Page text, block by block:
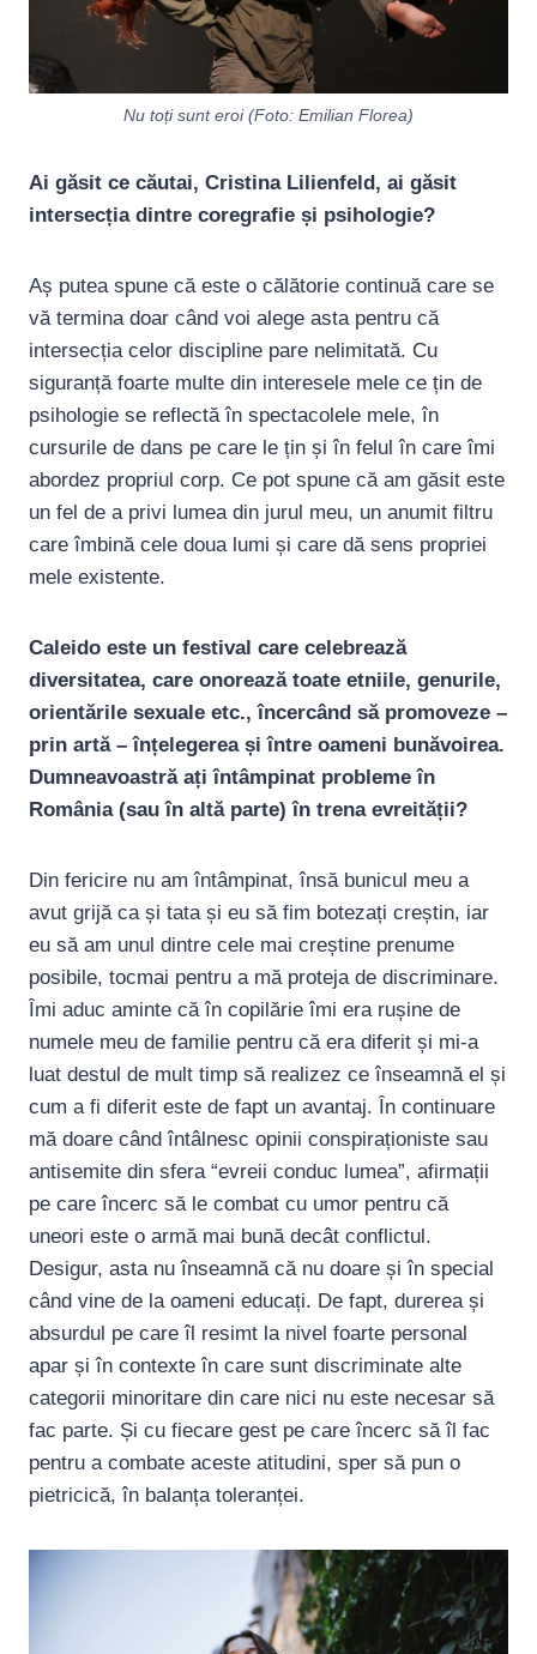
Nu toți sunt eroi (Foto: Emilian Florea)
Ai găsit ce căutai, Cristina Lilienfeld, ai găsit
intersecția dintre coregrafie și psihologie?
Aș putea spune că este o călătorie continuă care se
vă termina doar când voi alege asta pentru că
intersecția celor discipline pare nelimitată. Cu
siguranță foarte multe din interesele mele ce țin de
psihologie se reflectă în spectacolele mele, în
cursurile de dans pe care le țin și în felul în care îmi
abordez propriul corp. Ce pot spune că am găsit este
un fel de a privi lumea din jurul meu, un anumit filtru
care îmbină cele doua lumi și care dă sens propriei
mele existente.
Caleido este un festival care celebrează
diversitatea, care onorează toate etniile, genurile,
orientările sexuale etc., încercând să promoveze –
prin artă – înțelegerea și între oameni bunăvoirea.
Dumneavoastră ați întâmpinat probleme în
România (sau în altă parte) în trena evreității?
Din fericire nu am întâmpinat, însă bunicul meu a
avut grijă ca și tata și eu să fim botezați creștin, iar
eu să am unul dintre cele mai creștine prenume
posibile, tocmai pentru a mă proteja de discriminare.
Îmi aduc aminte că în copilărie îmi era rușine de
numele meu de familie pentru că era diferit și mi-a
luat destul de mult timp să realizez ce înseamnă el și
cum a fi diferit este de fapt un avantaj. În continuare
mă doare când întâlnesc opinii conspiraționiste sau
antisemite din sfera “evreii conduc lumea”, afirmații
pe care încerc să le combat cu umor pentru că
uneori este o armă mai bună decât conflictul.
Desigur, asta nu înseamnă că nu doare și în special
când vine de la oameni educați. De fapt, durerea și
absurdul pe care îl resimt la nivel foarte personal
apar și în contexte în care sunt discriminate alte
categorii minoritare din care nici nu este necesar să
fac parte. Și cu fiecare gest pe care încerc să îl fac
pentru a combate aceste atitudini, sper să pun o
pietricică, în balanța toleranței.